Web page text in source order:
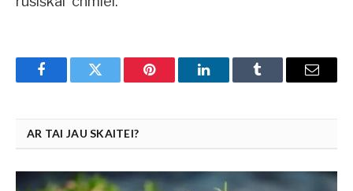
FacebookTwitter Pinterest LinkedInTumblr Email
AR TAI JAU SKAITEI?